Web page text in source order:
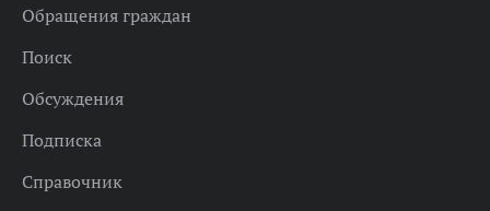
Обращения граждан
Поиск
Обсуждения
Подписка
Справочник